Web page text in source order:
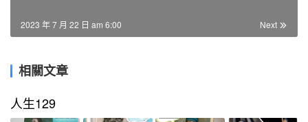
Next
2023 年 7 月 22 日 am 6:00
相關文章
人生129